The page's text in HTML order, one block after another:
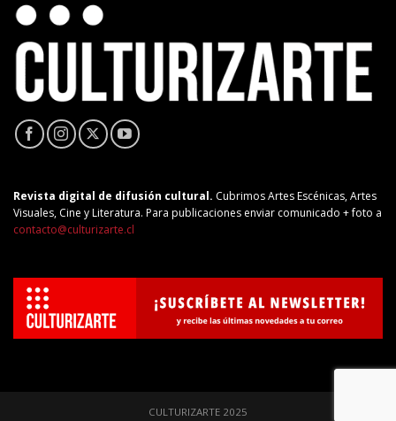
Revista digital de difusión cultural. Cubrimos Artes Escénicas, Artes
Visuales, Cine y Literatura. Para publicaciones enviar comunicado + foto a
contacto@culturizarte.cl
CULTURIZARTE 2025